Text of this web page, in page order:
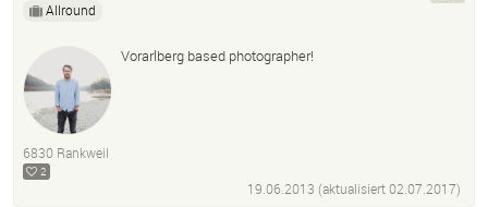
Allround
Vorarlberg based photographer!
6830 Rankweil
2
19.06.2013 (aktualisiert02.07.2017)